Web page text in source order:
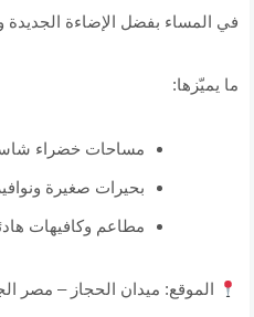
في المساء بفضل الإضاءة الجديدة
ما يميّزها:
مساحات خضراء
بحيرات صغيرة
مطاعم وكافيهات
الموقع: ميدان الحجاز – مصر